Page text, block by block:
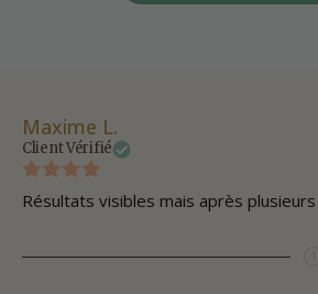
Maxime L.
Client Vérifié
Résultats visibles mais après